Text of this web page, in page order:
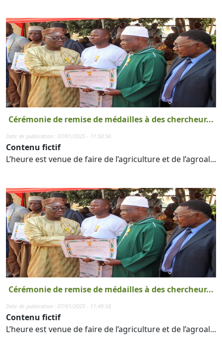
Cérémonie de remise de médailles à des chercheur...
Date de publication : 07/01/2025 - 11:50:56
Contenu fictif
L’heure est venue de faire de l’agriculture et de l’agroal...
Cérémonie de remise de médailles à des chercheur...
Date de publication : 07/01/2025 - 11:49:58
Contenu fictif
L’heure est venue de faire de l’agriculture et de l’agroal...